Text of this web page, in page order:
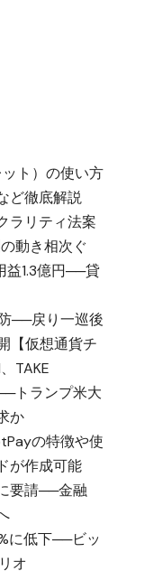
ト）の使い方
ど徹底解説
ラリティ法案
動き相次ぐ
益1.3億円──貸
──戻り一巡後
【仮想通貨チ
TAKE
トランプ米大
か
の特徴や使
が作成可能
要請──金融
に低下──ビッ
オ